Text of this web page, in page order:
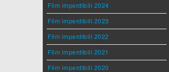
Film imperdibili 2024
Film imperdibili 2023
Film imperdibili 2022
Film imperdibili 2021
Film imperdibili 2020